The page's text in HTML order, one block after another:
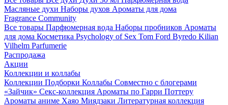
Масляные духи Наборы духов Ароматы для дома
Fragrance Community
Все товары Парфюмерная вода Наборы пробников Ароматы
для дома Косметика Psychology of Sex Tom Ford Byredo Kilian
Vilhelm Parfumerie
Распродажа
Акции
Коллекции и коллабы
Коллекции Подборки Коллабы Совместно с блогерами
«Зайчик» Секс-коллекция Ароматы по Гарри Поттеру
Ароматы аниме Хаяо Миядзаки Литературная коллекция